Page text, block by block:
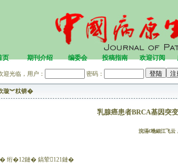
页 期刊介绍 编委会 投稿指南 欢迎订阅
迎光临，用户： 密码：
璇︾粏锛�
乳腺癌患者BRCA基因突
浣滆€咃細江飞云
绗�12鏈� 鎬荤121鏈�